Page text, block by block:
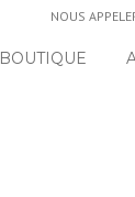
NOUS
BOUTIQUE